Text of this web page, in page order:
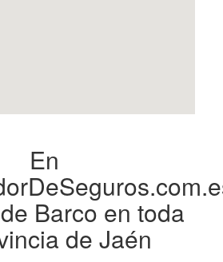
En
Barco en toda
de Jaén